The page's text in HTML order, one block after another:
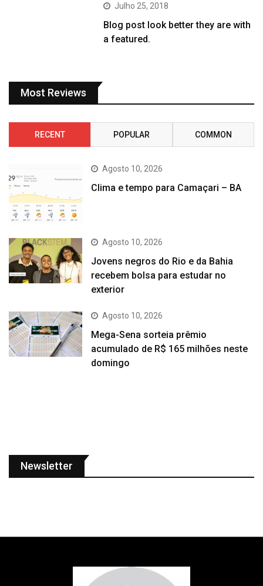
Julho 25, 2018
Blog post look better they are with
a featured.
Most Reviews
RECENT POPULAR COMMON
Agosto 10, 2026
Clima e tempo para Camaçari – BA
Agosto 10, 2026
Jovens negros do Rio e da Bahia
recebem bolsa para estudar no
exterior
Agosto 10, 2026
Mega-Sena sorteia prêmio
acumulado de R$ 165 milhões neste
domingo
Newsletter